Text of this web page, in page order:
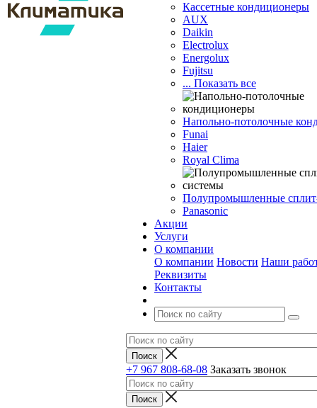
Кассетные кондиционеры
AUX
Daikin
Electrolux
Energolux
Fujitsu
... Показать все
Напольно-потолочные
Funai
Haier
Royal Clima
Полупромышленные
Panasonic
Акции
Услуги
О компании
О компании Новости Наши
Реквизиты
Контакты
+7 967 808-68-08 Заказать звонок